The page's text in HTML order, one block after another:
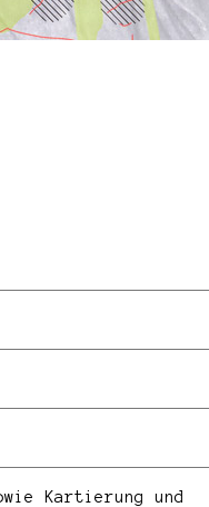
Kartierung und